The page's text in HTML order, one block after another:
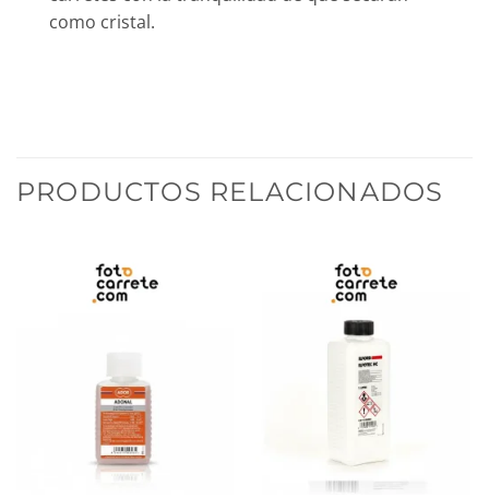
como cristal.
PRODUCTOS RELACIONADOS